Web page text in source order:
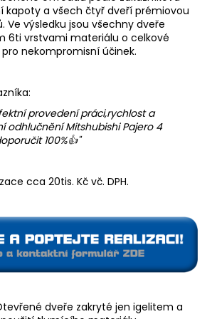
kapoty a všech čtyř dveří prémiovou
Ve výsledku jsou všechny dveře
6ti vrstvami materiálu o celkové
nekompromisní účinek.
provedení práci,rychlost a
odhlučnění Mitshubishi Pajero 4
100%👍"
cca 20tis. Kč vč. DPH.
dveře zakryté jen igelitem a